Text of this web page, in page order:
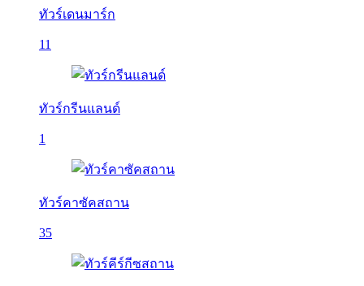
ทัวร์เดนมาร์ก
11
ทัวร์กรีนแลนด์
1
ทัวร์คาซัคสถาน
35